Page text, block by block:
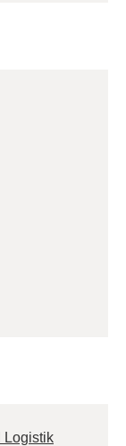
Logistik